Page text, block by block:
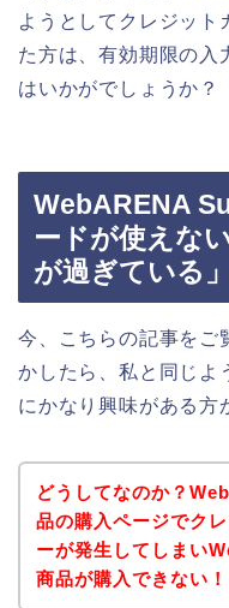
ようとしてクレジット
た方は、有効期限の入
はいかがでしょうか？
WebARENA
ードが使えな
が過ぎている」
今、こちらの記事をご
かしたら、私と同じ
にかなり興味がある方
どうしてなのか？
品の購入ページでク
ーが発生してしまい
商品が購入できない！